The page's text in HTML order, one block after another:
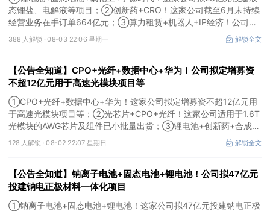
态锂盐、电解液等项目；②创新药+CRO！这家公司截至6月末持续
经营业务在手订单664亿元；③算力租赁+机器人+IP经济！公司签
署32亿元算力服务合同。
388 人解锁 ·08-03 22:06 星期一 解锁全文
【公告全知道】CPO+光纤+数据中心+华为！公司拟定增募资
不超12亿元用于高速光模块项目等
①CPO+光纤+数据中心+华为！这家公司拟定增募资不超12亿元用
于高速光模块项目等；②光芯片+CPO+光纤！这家公司适用于1.6T
光模块的AWG芯片及组件已小批量出货；③锂电池+创新药+合成生
物！公司拟定增募资不超过7亿元以切入半导体供应链。
128 人解锁 ·08-02 22:07 星期日 解锁全文
【公告全知道】钠离子电池+固态电池+锂电池！公司拟47亿元
投建钠电正极材料一体化项目
①钠离子电池+固态电池+锂电池！这家公司拟47亿元投建钠电正极